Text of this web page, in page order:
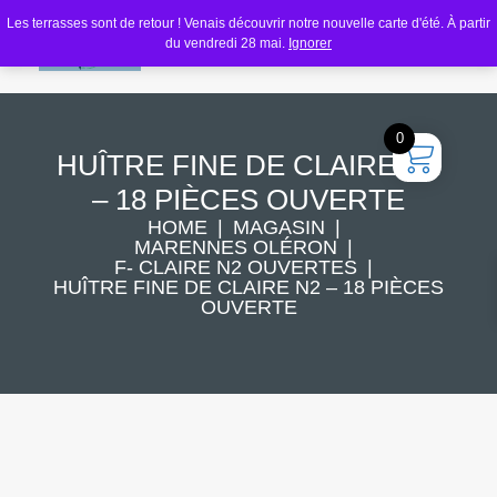
Les terrasses sont de retour ! Venais découvrir notre nouvelle carte d'été. À partir
du vendredi 28 mai. Ignorer
HUÎTRE FINE DE CLAIRE N2
– 18 PIÈCES OUVERTE
HOME
MAGASIN
MARENNES OLÉRON
F- CLAIRE N2 OUVERTES
HUÎTRE FINE DE CLAIRE N2 – 18 PIÈCES
OUVERTE
0